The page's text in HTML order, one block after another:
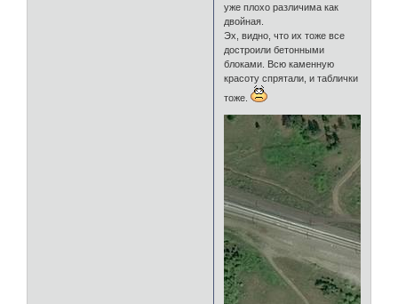
уже плохо различима как
двойная.
Эх, видно, что их тоже все
достроили бетонными
блоками. Всю каменную
красоту спрятали, и таблички
тоже.